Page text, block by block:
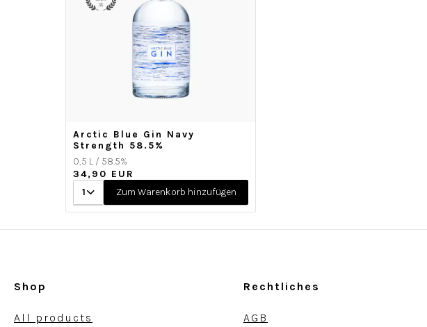
Arctic Blue Gin Navy
Strength 58.5%
0,5 L / 58.5%
34,90 EUR
1
Zum Warenkorb hinzufügen
Shop
All products
Rechtliches
AGB